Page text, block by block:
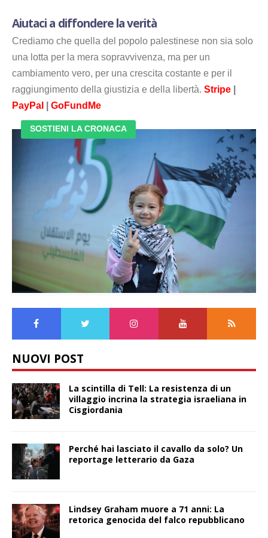
Aiutaci a diffondere la verità
Crediamo che quella del popolo palestinese non sia solo
una lotta per la mera sopravvivenza, ma per un
cambiamento vero, per una crescita costante e per il
raggiungimento della giustizia e della libertà. Stripe
PayPal
GoFundMe
SOSTIENI LA CRONACA
NUOVI POST
La scintilla di Tell: La resistenza di un
villaggio incrina la strategia israeliana in
Cisgiordania
Perché hai lasciato il cavallo da solo? Un
reportage letterario da Gaza
Lindsey Graham muore a 71 anni: La
retorica genocida del falco repubblicano